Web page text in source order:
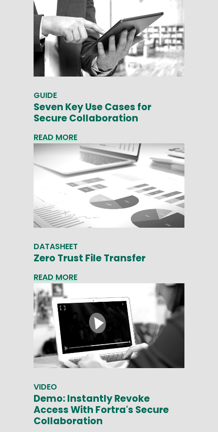
GUIDE
Seven Key Use Cases for
Secure Collaboration
READ MORE
DATASHEET
Zero Trust File Transfer
READ MORE
VIDEO
Demo: Instantly Revoke
Access With Fortra's Secure
Collaboration